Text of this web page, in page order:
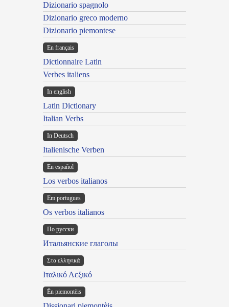
Dizionario spagnolo
Dizionario greco moderno
Dizionario piemontese
En français
Dictionnaire Latin
Verbes italiens
In english
Latin Dictionary
Italian Verbs
In Deutsch
Italienische Verben
En español
Los verbos italianos
Em portugues
Os verbos italianos
По русски
Итальянские глаголы
Στα ελληνικά
Ιταλικό Λεξικό
Ën piemontèis